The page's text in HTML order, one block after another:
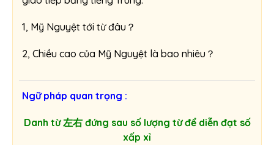
1, Mỹ Nguyệt tới từ đâu？
2, Chiều cao của Mỹ Nguyệt là bao nhiêu？
Ngữ pháp quan trọng :
Danh từ 左右 đứng sau số lượng từ để diễn đạt số
xấp xỉ